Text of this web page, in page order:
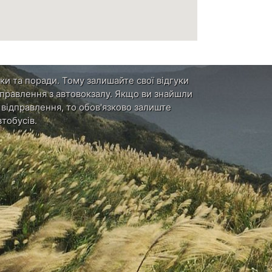
та поради. Тому залишайте свої відгуки
з автовокзалу. Якщо ви знайшли
то обов'язково залиште